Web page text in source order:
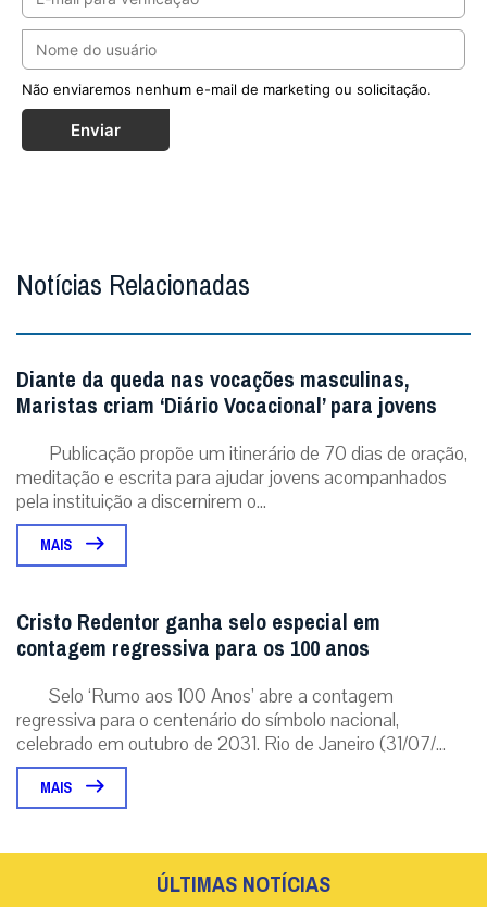
Não enviaremos nenhum e-mail de marketing ou solicitação.
Enviar
Notícias Relacionadas
Diante da queda nas vocações masculinas,
Maristas criam ‘Diário Vocacional’ para jovens
Publicação propõe um itinerário de 70 dias de oração,
meditação e escrita para ajudar jovens acompanhados
pela instituição a discernirem o...
MAIS
Cristo Redentor ganha selo especial em
contagem regressiva para os 100 anos
Selo ‘Rumo aos 100 Anos’ abre a contagem
regressiva para o centenário do símbolo nacional,
celebrado em outubro de 2031. Rio de Janeiro (31/07/...
MAIS
ÚLTIMAS NOTÍCIAS